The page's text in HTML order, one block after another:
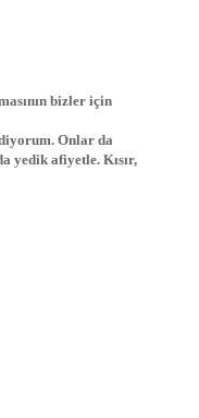
bizler için
Onlar da
yedik afiyetle. Kısır,